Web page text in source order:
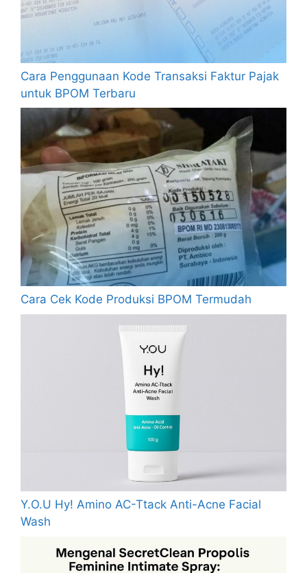
Cara Penggunaan Kode Transaksi Faktur Pajak
untuk BPOM Terbaru
Cara Cek Kode Produksi BPOM Termudah
Y.O.U Hy! Amino AC-Ttack Anti-Acne Facial
Wash